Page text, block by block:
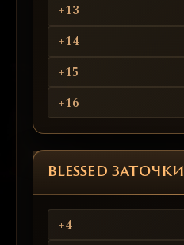
+13
+14
+15
+16
BLESSED ЗАТОЧКИ
+4